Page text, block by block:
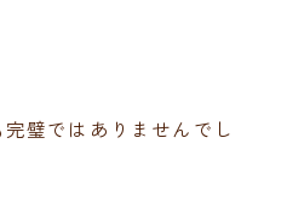
完璧ではありませんでし